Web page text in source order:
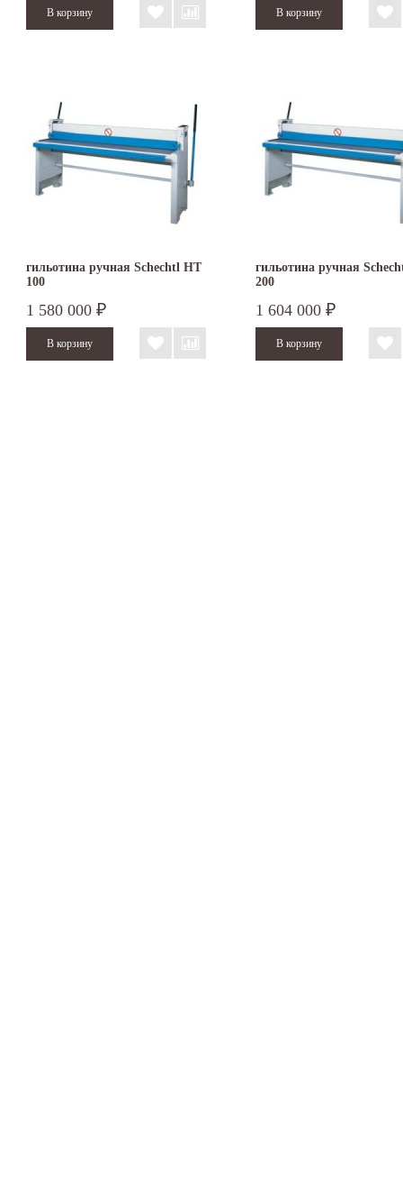
гильотина ручная Schechtl HT
100
1 580 000 ₽
гильотина ручная
200
1 604 000 ₽